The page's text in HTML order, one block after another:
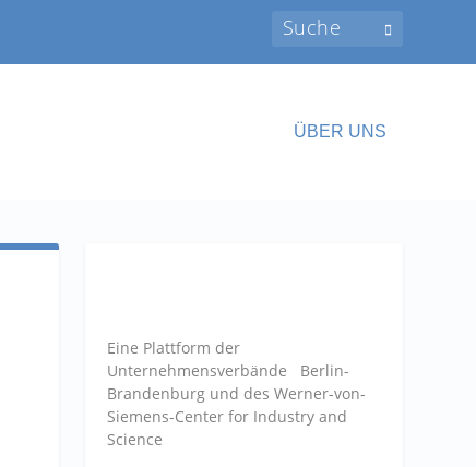
ÜBER UNS
Eine Plattform der
Unternehmensverbände Berlin-
Brandenburg und des Werner-von-
Siemens-Center for Industry and
Science